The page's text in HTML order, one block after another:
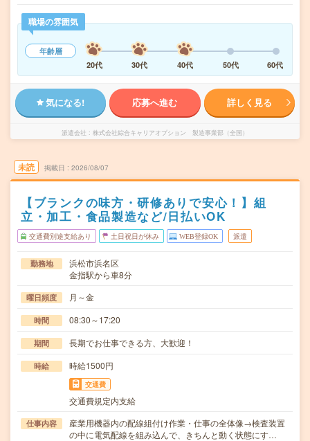
職場の雰囲気
年齢層
20代
30代 40代 50代 60代
気になる! 応募へ進む 詳しく見る
派遣会社 株式会社綜合キャリアオプション 製造事業部（全国）
未読 掲載日 2026/08/07
【ブランクの味方・研修ありで安心！】組
立・加工・食品製造など/日払いOK
交通費別途支給あり 土日祝日が休み WEB登録OK 派遣
勤務地
浜松市浜名区
金指駅から車8分
曜日頻度 月～金
時間 08:30～17:20
期間 長期でお仕事できる方、大歓迎！
時給 時給1500円
交通費
交通費規定内支給
仕事内容
産業用機器内の配線組付け作業・仕事の全体像→検査装置
の中に電気配線を組み込んで、きちんと動く状態にす…